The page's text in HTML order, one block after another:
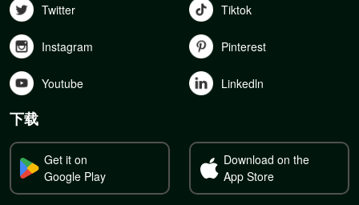
Twitter Tiktok
Instagram Pinterest
Youtube Linkedln
下载
Get it on
Google Play
Download on the
App Store